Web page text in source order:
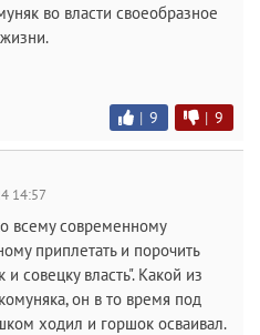
во власти своеобразное
| 9 | 9
14:57
всему современному
приплетать и порочить
и совецку власть". Какой из
он в то время под
ходил и горшок осваивал.